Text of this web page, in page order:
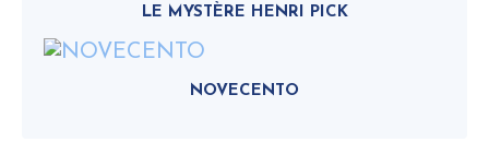
LE MYSTÈRE HENRI PICK
NOVECENTO